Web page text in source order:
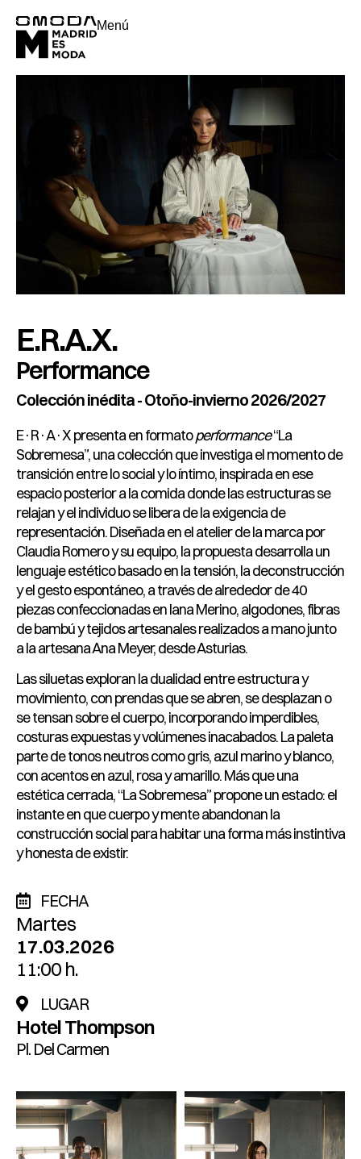
Menú
FECHA
Martes
17.03.2026
11:00 h.
LUGAR
Hotel Thompson
Pl. Del Carmen
E.R.A.X.
Performance
Colección inédita - Otoño-invierno 2026/2027
E·R·A·X presenta en formatoperformance“La
Sobremesa”, una colección que investiga el momento de
transición entre lo social y lo íntimo, inspirada en ese
espacio posterior a la comida donde las estructuras se
relajan y el individuo se libera de la exigencia de
representación. Diseñada en el atelier de la marca por
Claudia Romero y su equipo, la propuesta desarrolla un
lenguaje estético basado en la tensión, la deconstrucción
y el gesto espontáneo, a través de alrededor de 40
piezas confeccionadas en lana Merino, algodones, fibras
de bambú y tejidos artesanales realizados a mano junto
a la artesana Ana Meyer, desde Asturias.
Las siluetas exploran la dualidad entre estructura y
movimiento, con prendas que se abren, se desplazan o
se tensan sobre el cuerpo, incorporando imperdibles,
costuras expuestas y volúmenes inacabados. La paleta
parte de tonos neutros como gris, azul marino y blanco,
con acentos en azul, rosa y amarillo. Más que una
estética cerrada, “La Sobremesa” propone un estado: el
instante en que cuerpo y mente abandonan la
construcción social para habitar una forma más instintiva
y honesta de existir.